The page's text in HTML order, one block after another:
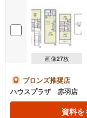
画像27枚
ブロンズ推奨店
ハウスプラザ 赤羽店
資料を